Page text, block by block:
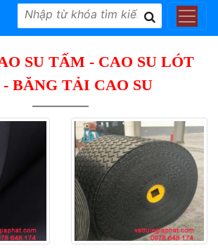
SU TẤM - CAO SU LÓT
- BĂNG TẢI CAO SU